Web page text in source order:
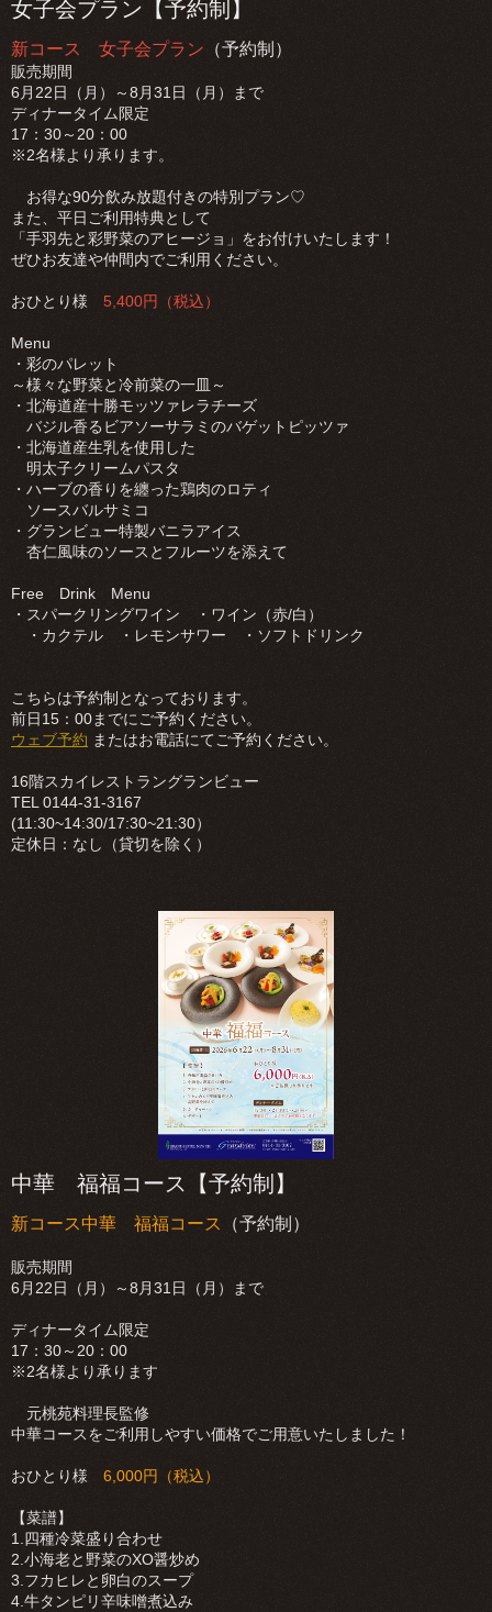
女子会プラン【予約制】
新コース 女子会プラン （予約制）
販売期間
6月22日（月）～8月31日（月）まで
ディナータイム限定
17：30～20：00
※2名様より承ります。
お得な90分飲み放題付きの特別プラン♡
また、平日ご利用特典として
「手羽先と彩野菜のアヒージョ」をお付けいたします！
ぜひお友達や仲間内でご利用ください。
おひとり様 5,400円（税込）
Menu
・彩のパレット
～様々な野菜と冷前菜の一皿～
・北海道産十勝モッツァレラチーズ
バジル香るビアソーサラミのバゲットピッツァ
・北海道産生乳を使用した
明太子クリームパスタ
・ハーブの香りを纏った鶏肉のロティ
ソースバルサミコ
・グランビュー特製バニラアイス
杏仁風味のソースとフルーツを添えて
Free Drink Menu
・スパークリングワイン ・ワイン（赤/白）
・カクテル ・レモンサワー ・ソフトドリンク
こちらは予約制となっております。
前日15：00までにご予約ください。
ウェブ予約 またはお電話にてご予約ください。
16階スカイレストラングランビュー
TEL 0144-31-3167
(11:30~14:30/17:30~21:30）
定休日：なし（貸切を除く）
中華 福福コース【予約制】
新コース中華 福福コース （予約制）
販売期間
6月22日（月）～8月31日（月）まで
ディナータイム限定
17：30～20：00
※2名様より承ります
元桃苑料理長監修
中華コースをご利用しやすい価格でご用意いたしました！
おひとり様 6,000円（税込）
【菜譜】
1.四種冷菜盛り合わせ
2.小海老と野菜のXO醤炒め
3.フカヒレと卵白のスープ
4.牛タンピリ辛味噌煮込み